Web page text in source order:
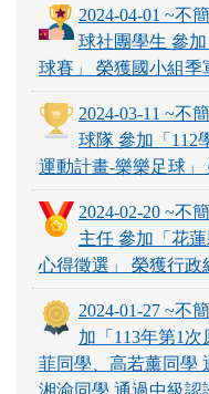
2024-04-01 ~不
球社團學生 參
球賽」 榮獲國小組季
2024-03-11 ~不
球隊 參加「112
運動計畫-樂樂足球」
2024-02-20 ~不
主任 參加「花
心得徵選」 榮獲行政
2024-01-27 ~不
加「113年第1
菲同學、高若薰同學